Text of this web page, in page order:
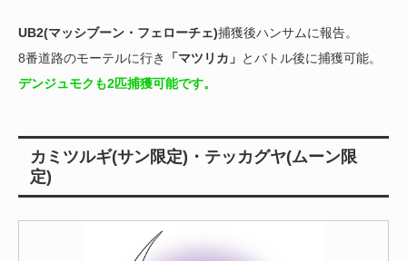
UB2(マッシブーン・フェローチェ)捕獲後ハンサムに報告。
8番道路のモーテルに行き
「マツリカ」 とバトル後に捕獲可能。
デンジュモクも2匹捕獲可能です。
カミツルギ(サン限定)・テッカグヤ(ムーン限
定)